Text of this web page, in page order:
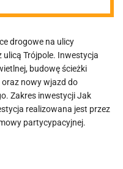
drogowe na ulicy
Trójpole. Inwestycja
budowę ścieżki
nowy wjazd do
Zakres inwestycji Jak
realizowana jest przez
partycypacyjnej.